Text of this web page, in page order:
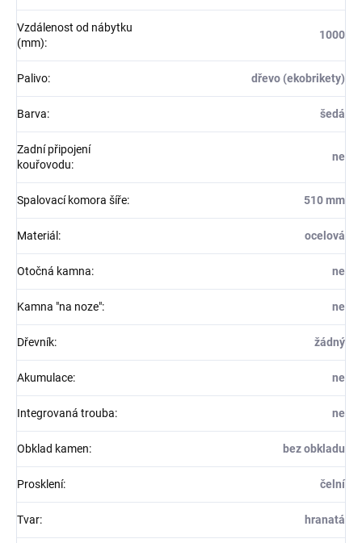
Vzdálenost od nábytku
(mm):
1000
Palivo: dřevo (ekobrikety)
Barva: šedá
Zadní připojení
kouřovodu:
ne
Spalovací komora šíře: 510 mm
Materiál : ocelová
Otočná kamna: ne
Kamna "na noze": ne
Dřevník: žádný
Akumulace: ne
Integrovaná trouba: ne
Obklad kamen: bez obkladu
Prosklení: čelní
Tvar: hranatá